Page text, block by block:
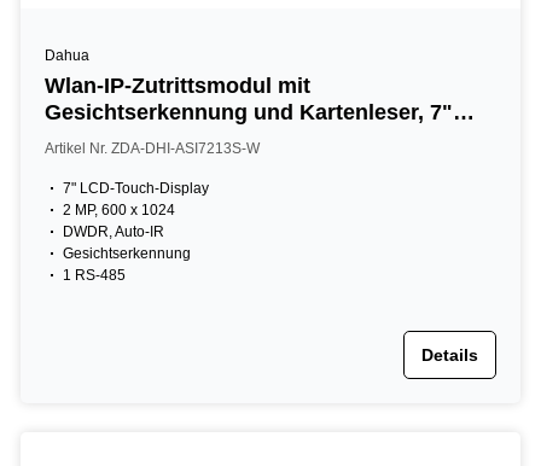
Dahua
Wlan-IP-Zutrittsmodul mit
Gesichtserkennung und Kartenleser, 7"
LCD, 2 MP, 13,56 MHz, IP65, silber
Artikel Nr. ZDA-DHI-ASI7213S-W
7" LCD-Touch-Display
2 MP, 600 x 1024
DWDR, Auto-IR
Gesichtserkennung
1 RS-485
Details